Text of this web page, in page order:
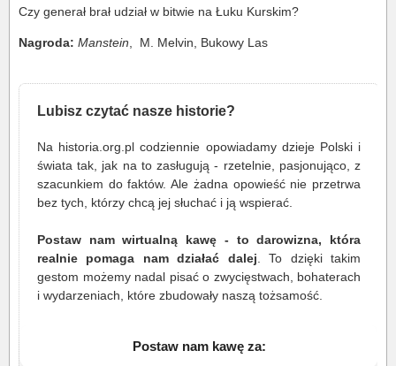
Czy generał brał udział w bitwie na Łuku Kurskim?
Nagroda: Manstein , M. Melvin, Bukowy Las
Lubisz czytać nasze historie?
Na historia.org.pl codziennie opowiadamy dzieje Polski i
świata tak, jak na to zasługują - rzetelnie, pasjonująco, z
szacunkiem do faktów. Ale żadna opowieść nie przetrwa
bez tych, którzy chcą jej słuchać i ją wspierać.
Postaw nam wirtualną kawę - to darowizna, która
realnie pomaga nam działać dalej . To dzięki takim
gestom możemy nadal pisać o zwycięstwach, bohaterach
i wydarzeniach, które zbudowały naszą tożsamość.
Postaw nam kawę za: